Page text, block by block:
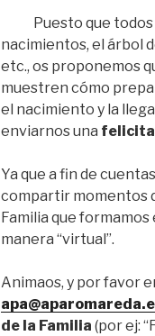
Puesto que todos
nacimientos, el árbol
etc., os proponemos
muestren cómo
el nacimiento y la
enviarnos una
Ya que a fin de
compartir momentos
Familia que formamos
manera “virtual”.
Animaos, y por favor
de la Familia (por ej: